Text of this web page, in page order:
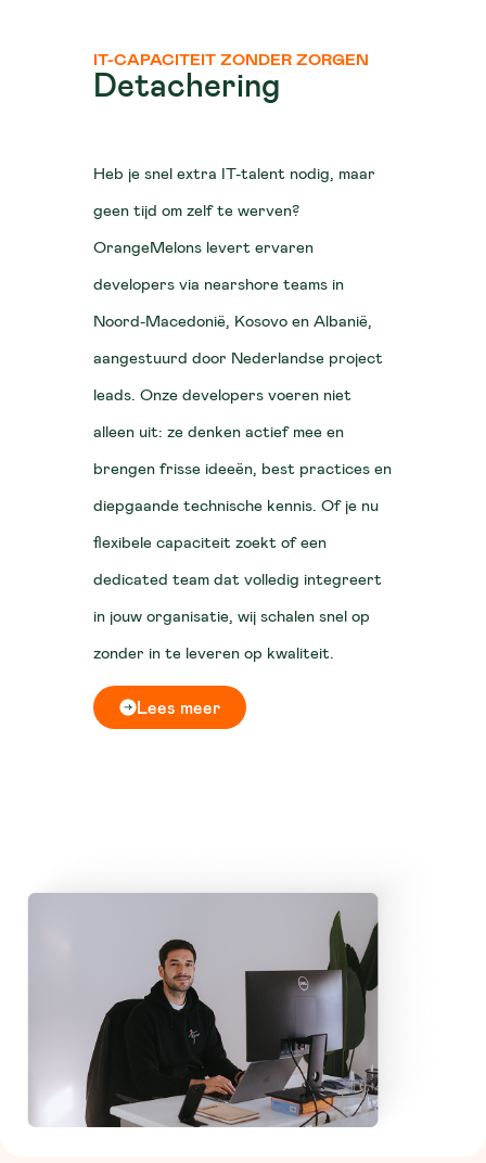
IT-CAPACITEIT ZONDER ZORGEN
Detachering
Heb je snel extra IT-talent nodig, maar
geen tijd om zelf te werven?
OrangeMelons levert ervaren
developers via nearshore teams in
Noord-Macedonië, Kosovo en Albanië,
aangestuurd door Nederlandse project
leads. Onze developers voeren niet
alleen uit: ze denken actief mee en
brengen frisse ideeën, best practices en
diepgaande technische kennis. Of je nu
flexibele capaciteit zoekt of een
dedicated team dat volledig integreert
in jouw organisatie, wij schalen snel op
zonder in te leveren op kwaliteit.
Lees meer